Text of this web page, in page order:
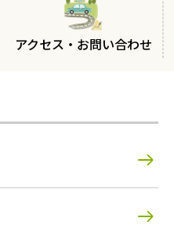
アクセス・お問い合わせ